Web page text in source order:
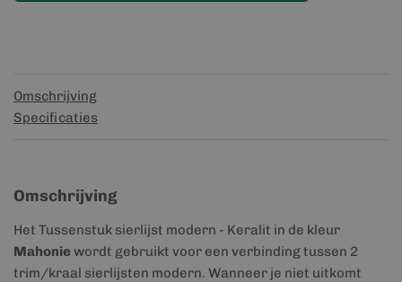
Omschrijving
Specificaties
Omschrijving
Het Tussenstuk sierlijst modern - Keralit in de kleur
Mahonie wordt gebruikt voor een verbinding tussen 2
trim/kraal sierlijsten modern. Wanneer je niet uitkomt